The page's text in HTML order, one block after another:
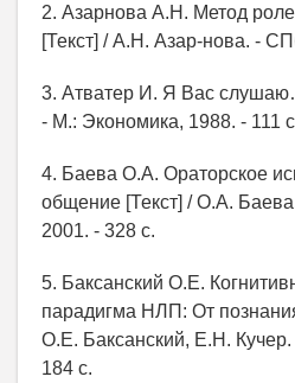
2. Азарнова А.Н. Метод
[Текст] / А.Н. Азар-нова. -
3. Атватер И. Я Вас
- М.: Экономика, 1988. - 111
4. Баева О.А. Ораторское
общение [Текст] / О.А.
2001. - 328 с.
5. Баксанский О.Е.
парадигма НЛП: От
О.Е. Баксанский, Е.Н.
184 c.